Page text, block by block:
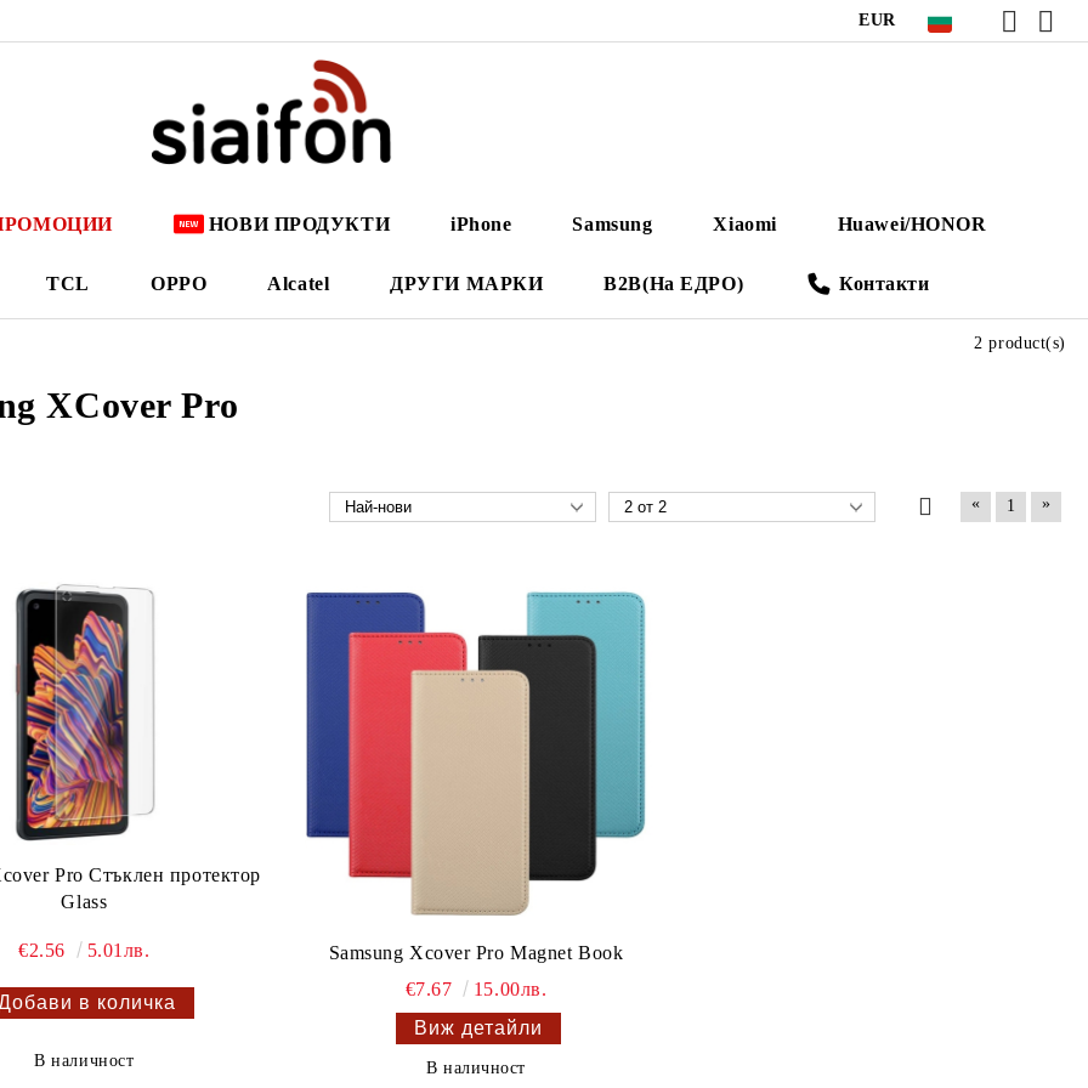
EUR
НОВИ ПРОДУКТИ iPhone Samsung Xiaomi Huawei/HONOR
TCL OPPO Alcatel ДРУГИ МАРКИ B2B(На ЕДРО) Контакти
XCover Pro
2 product(s)
« 1 »
Pro Стъклен протектор
Glass
€2.56 5.01лв.
В наличност
Samsung Xcover Pro Magnet Book
€7.67
15.00лв.
Виж детайли
В наличност